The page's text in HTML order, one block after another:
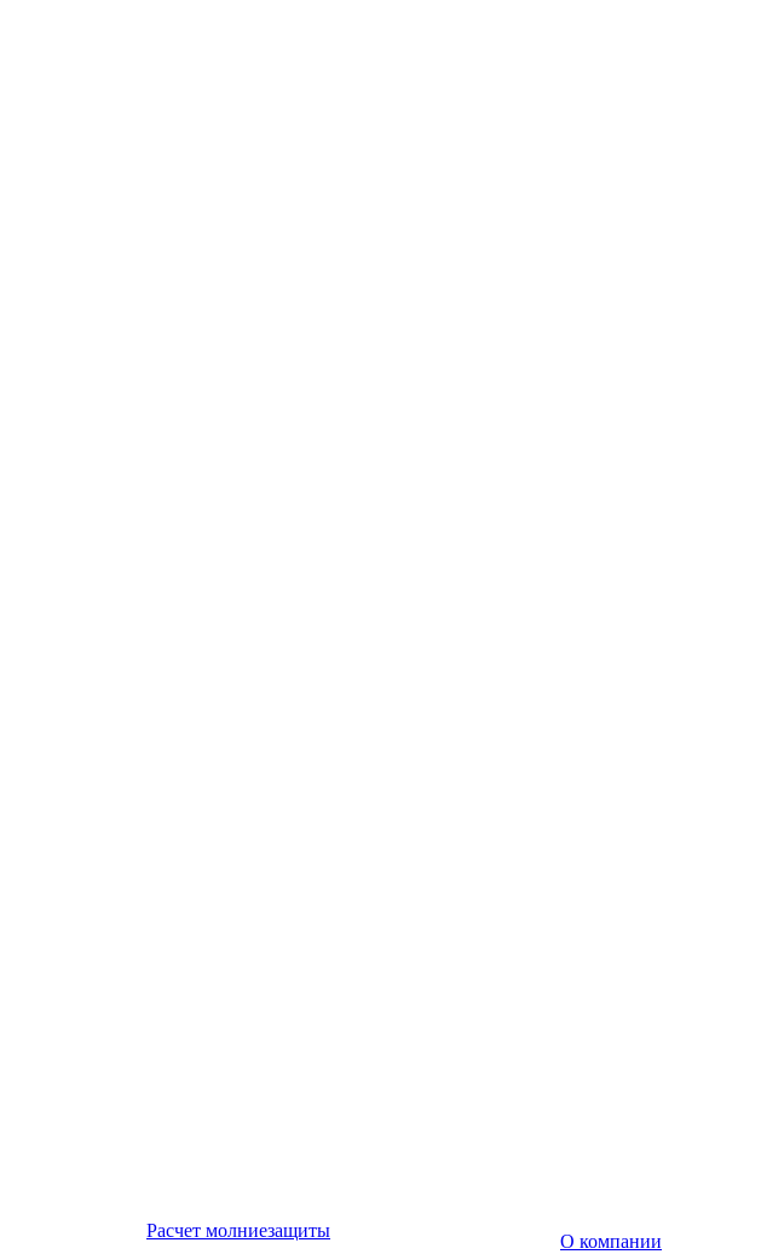
Расчет молниезащиты
О компании